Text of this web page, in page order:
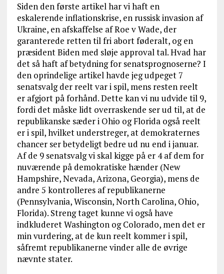
Siden den første artikel har vi haft en
eskalerende inflationskrise, en russisk invasion af
Ukraine, en afskaffelse af Roe v Wade, der
garanterede retten til fri abort føderalt, og en
præsident Biden med sløje approval tal. Hvad har
det så haft af betydning for senatsprognoserne? I
den oprindelige artikel havde jeg udpeget 7
senatsvalg der reelt var i spil, mens resten reelt
er afgjort på forhånd. Dette kan vi nu udvide til 9,
fordi det måske lidt overraskende ser ud til, at de
republikanske sæder i Ohio og Florida også reelt
er i spil, hvilket understreger, at demokraternes
chancer ser betydeligt bedre ud nu end i januar.
Af de 9 senatsvalg vi skal kigge på er 4 af dem for
nuværende på demokratiske hænder (New
Hampshire, Nevada, Arizona, Georgia), mens de
andre 5 kontrolleres af republikanerne
(Pennsylvania, Wisconsin, North Carolina, Ohio,
Florida). Streng taget kunne vi også have
indkluderet Washington og Colorado, men det er
min vurdering, at de kun reelt kommer i spil,
såfremt republikanerne vinder alle de øvrige
nævnte stater.